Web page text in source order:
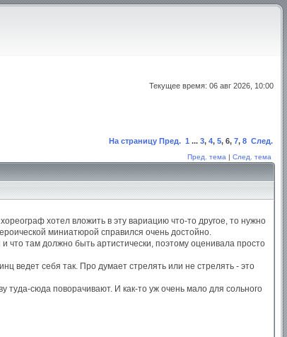
Текущее время: 06 авг 2026, 10:00
На страницу Пред. 1 ... 3, 4, 5, 6, 7, 8 След.
Пред. тема | След. тема
хотел вложить в эту вариацию что-то другое, то нужно
миниатюрой справился очень достойно.
что там должно быть артистически, поэтому оценивала просто
ведет себя так. Про думает стрелять или не стрелять - это
сюда поворачивают. И как-то уж очень мало для сольного